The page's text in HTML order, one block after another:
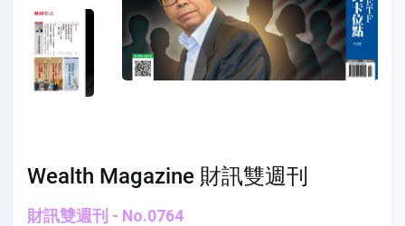
Wealth Magazine 財訊雙週刊
財訊雙週刊 - No.0764